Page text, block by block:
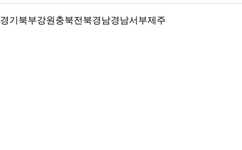
경기북부강원 충북전북경남경남서부제주